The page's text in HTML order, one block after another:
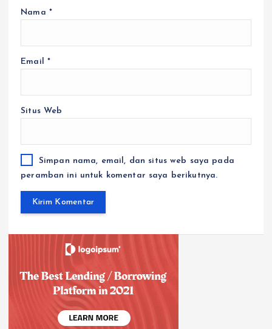
Nama *
Email *
Situs Web
Simpan nama, email, dan situs web saya pada
peramban ini untuk komentar saya berikutnya.